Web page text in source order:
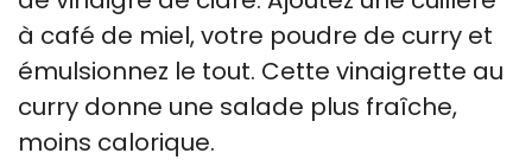
à café de miel, votre poudre de curry et
émulsionnez le tout. Cette vinaigrette au
curry donne une salade plus fraîche,
moins calorique.